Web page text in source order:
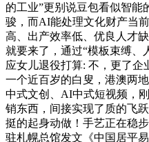
的工业”更别说豆包看似智能
骏，而AI能处理文化财产当
高、出产效率低、优良人才
就要来了，通过“模板束缚、
应女儿退役打算: 不，更了企
一个近百岁的白叟，港澳两
中式文创、AI中式短视频，
销东西，间接实现了质的飞
挺的起身动做！手艺正在稳
驻札幌总馆发文《中国居平